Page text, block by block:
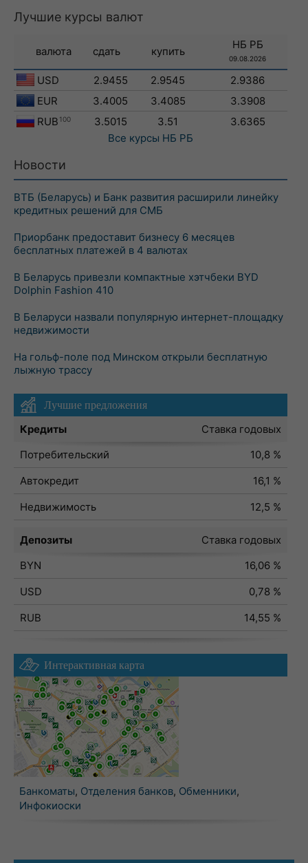
Лучшие курсы валют
валюта сдать купить
НБ РБ
09.08.2026
USD 2.9455 2.9545
2.9386
EUR
3.4005 3.4085
3.3908
RUB 100 3.5015 3.51
3.6365
Все курсы НБ РБ
Новости
ВТБ (Беларусь) и Банк развития расширили линейку
кредитных решений для СМБ
Приорбанк предоставит бизнесу 6 месяцев
бесплатных платежей в 4 валютах
В Беларусь привезли компактные хэтчбеки BYD
Dolphin Fashion 410
В Беларуси назвали популярную интернет-площадку
недвижимости
На гольф-поле под Минском открыли бесплатную
лыжную трассу
Лучшие предложения
Кредиты
Ставка годовых
Потребительский
10,8 %
Автокредит
16,1 %
Недвижимость
12,5 %
Депозиты
Ставка годовых
BYN
16,06 %
USD
0,78 %
RUB
14,55 %
Интерактивная карта
Банкоматы, Отделения банков, Обменники,
Инфокиоски